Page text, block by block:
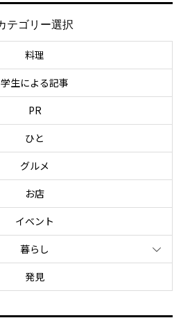
テゴリー選択
料理
学生による記事
PR
ひと
グルメ
お店
イベント
暮らし
発見